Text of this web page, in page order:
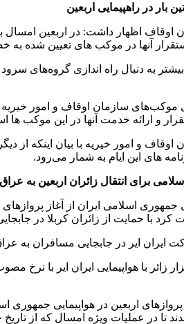
بار در راهپیمایی اربعین
اظهار داشت: در اربعین امسال
استقرار آنها در موکب های تعیین
بیشتر به دنبال راه اندازی
موکب‌های سازمان اوقاف و امور خیریه
و ارائه خدمت آنها در این موکب ها
و امور خیریه با بیان اینکه از
های این ایام به شمار می‌رود.
برای انتقال زائران اربعین به عراق
اسلامی ایران از آغاز
کرد با حمایت از زائران کربلا در
ایر در جابجایی مسافران به
با بیان اینکه سال گذشته ۱۵ هزار زائر با
پروازهای اربعین در هواپیمایی
تا در عملیات ویژه امسال که از